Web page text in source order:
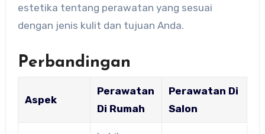
estetika tentang perawatan yang sesuai
dengan jenis kulit dan tujuan Anda.
Perbandingan
Aspek
Perawatan
Di Rumah
Perawatan Di
Salon